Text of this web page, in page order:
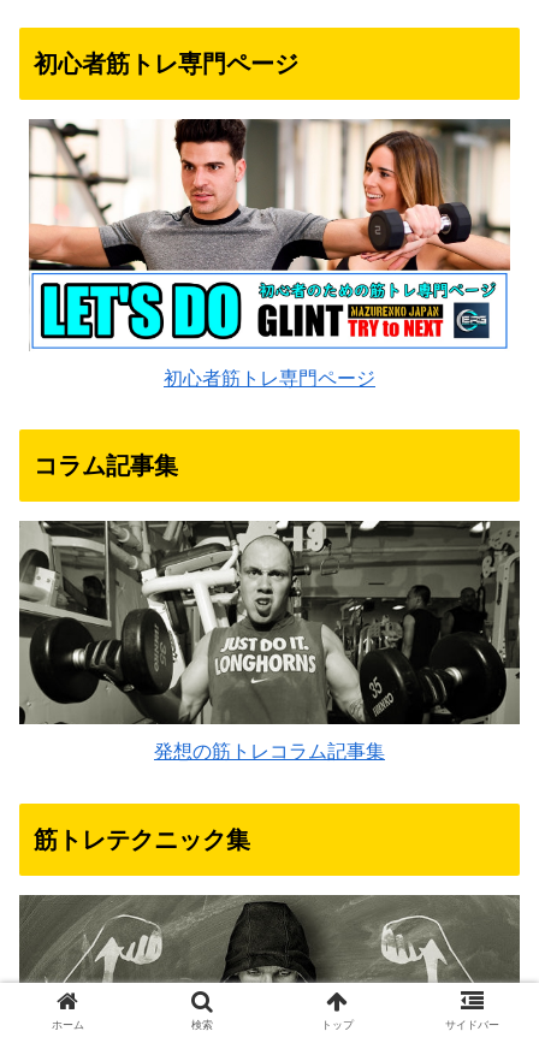
初心者筋トレ専門ページ
初心者筋トレ専門ページ
コラム記事集
発想の筋トレコラム記事集
筋トレテクニック集
ホーム 検索 トップ サイドバー